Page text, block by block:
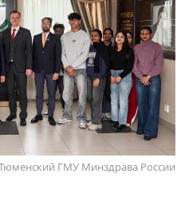
ГМУ Минздрава России